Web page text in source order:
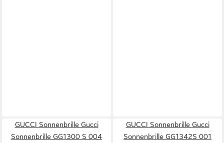
GUCCI Sonnenbrille Gucci
Sonnenbrille GG1300 S 004
GUCCI Sonnenbrille Gucci
Sonnenbrille GG1342S 001